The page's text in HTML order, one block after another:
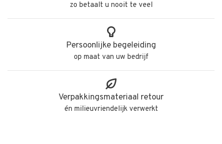
zo betaalt u nooit te veel
Persoonlijke begeleiding
op maat van uw bedrijf
Verpakkingsmateriaal retour
én milieuvriendelijk verwerkt